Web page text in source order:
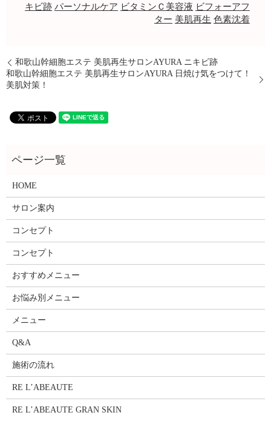
キビ跡 パーソナルケア ビタミンＣ美容液 ビフォーアフ
ター 美肌再生 色素沈着
和歌山幹細胞エステ 美肌再生サロンAYURA ニキビ跡
和歌山幹細胞エステ 美肌再生サロンAYURA 日焼け気をつけて！
美肌対策！
HOME
サロン案内
コンセプト
コンセプト
おすすめメニュー
お悩み別メニュー
メニュー
Q&A
施術の流れ
RE L’ABEAUTE
RE L’ABEAUTE GRAN SKIN